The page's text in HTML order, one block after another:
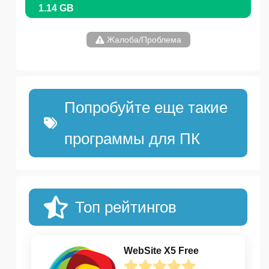
1.14 GB
Жалоба/Проблема
Попробуйте еще такие
программы для ПК
Топ рейтингов
WebSite X5 Free